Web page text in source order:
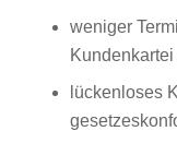
weniger
lückenloses